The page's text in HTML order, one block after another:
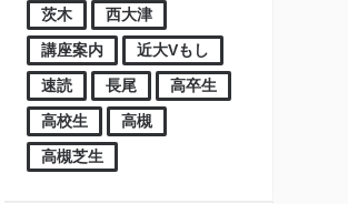
茨木
西大津
講座案内
近大Vもし
速読
長尾
高卒生
高校生
高槻
高槻芝生